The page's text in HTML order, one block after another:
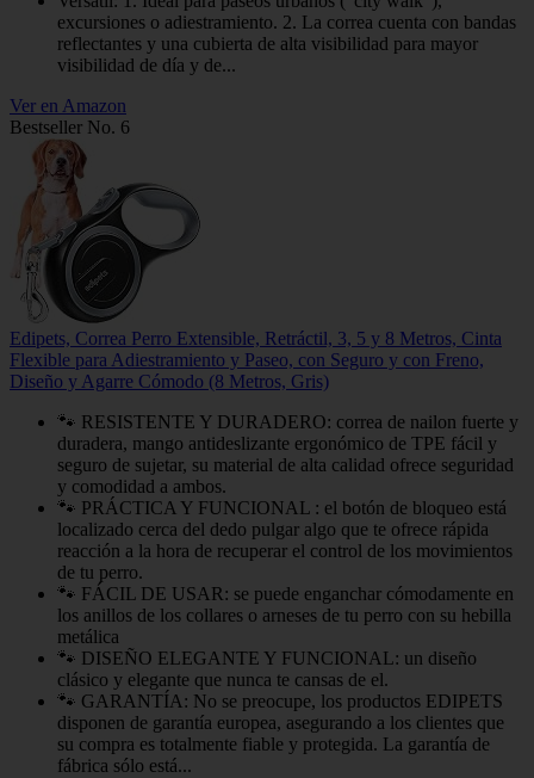
excursiones o adiestramiento. 2. La correa cuenta con bandas
reflectantes y una cubierta de alta visibilidad para mayor
visibilidad de día y de...
Ver en Amazon
Bestseller No. 6
Edipets, Correa Perro Extensible, Retráctil, 3, 5 y 8 Metros, Cinta
Flexible para Adiestramiento y Paseo, con Seguro y con Freno,
Diseño y Agarre Cómodo (8 Metros, Gris)
🐾 RESISTENTE Y DURADERO: correa de nailon fuerte y
duradera, mango antideslizante ergonómico de TPE fácil y
seguro de sujetar, su material de alta calidad ofrece seguridad
y comodidad a ambos.
🐾 PRÁCTICA Y FUNCIONAL : el botón de bloqueo está
localizado cerca del dedo pulgar algo que te ofrece rápida
reacción a la hora de recuperar el control de los movimientos
de tu perro.
🐾 FÁCIL DE USAR: se puede enganchar cómodamente en
los anillos de los collares o arneses de tu perro con su hebilla
metálica
🐾 DISEÑO ELEGANTE Y FUNCIONAL: un diseño
clásico y elegante que nunca te cansas de el.
🐾 GARANTÍA: No se preocupe, los productos EDIPETS
disponen de garantía europea, asegurando a los clientes que
su compra es totalmente fiable y protegida. La garantía de
fábrica sólo está...